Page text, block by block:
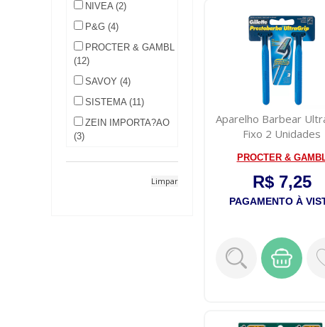
NIVEA (2)
P&G (4)
PROCTER & GAMBL
(12)
SAVOY (4)
SISTEMA (11)
ZEIN IMPORTA?AO
(3)
Limpar
Aparelho Barbear
Fixo 2 Unidades
PROCTER &
R$ 7,25
PAGAMENTO À